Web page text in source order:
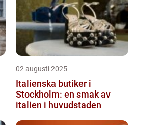
02 augusti 2025
Italienska butiker i
Stockholm: en smak av
italien i huvudstaden